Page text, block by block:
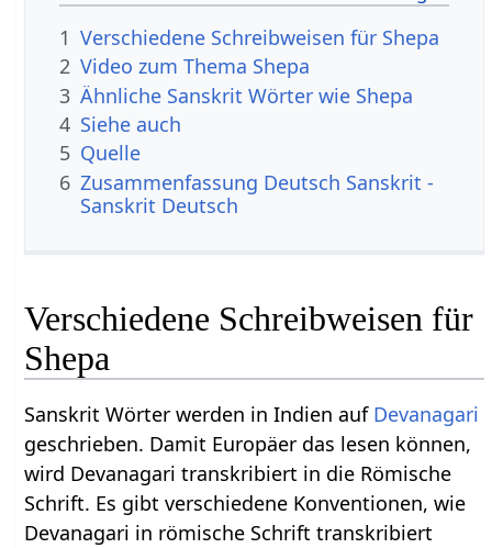
1 Verschiedene Schreibweisen für Shepa
2 Video zum Thema Shepa
3 Ähnliche Sanskrit Wörter wie Shepa
4 Siehe auch
5 Quelle
6 Zusammenfassung Deutsch Sanskrit -
Sanskrit Deutsch
Verschiedene Schreibweisen für
Shepa
Sanskrit Wörter werden in Indien auf Devanagari
geschrieben. Damit Europäer das lesen können,
wird Devanagari transkribiert in die Römische
Schrift. Es gibt verschiedene Konventionen, wie
Devanagari in römische Schrift transkribiert